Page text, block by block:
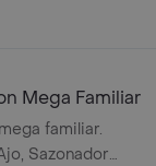
Mega Familiar
familiar.
Sazonador